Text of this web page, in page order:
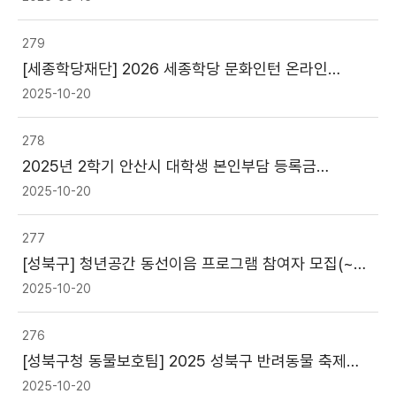
279
[세종학당재단] 2026 세종학당 문화인턴 온라인
사업설명회(~10/24)
2025-10-20
278
2025년 2학기 안산시 대학생 본인부담 등록금
반값지원
2025-10-20
277
[성북구] 청년공간 동선이음 프로그램 참여자 모집(~
모집 시 까지)
2025-10-20
276
[성북구청 동물보호팀] 2025 성북구 반려동물 축제
자원봉사자 모집(~10/25)
2025-10-20